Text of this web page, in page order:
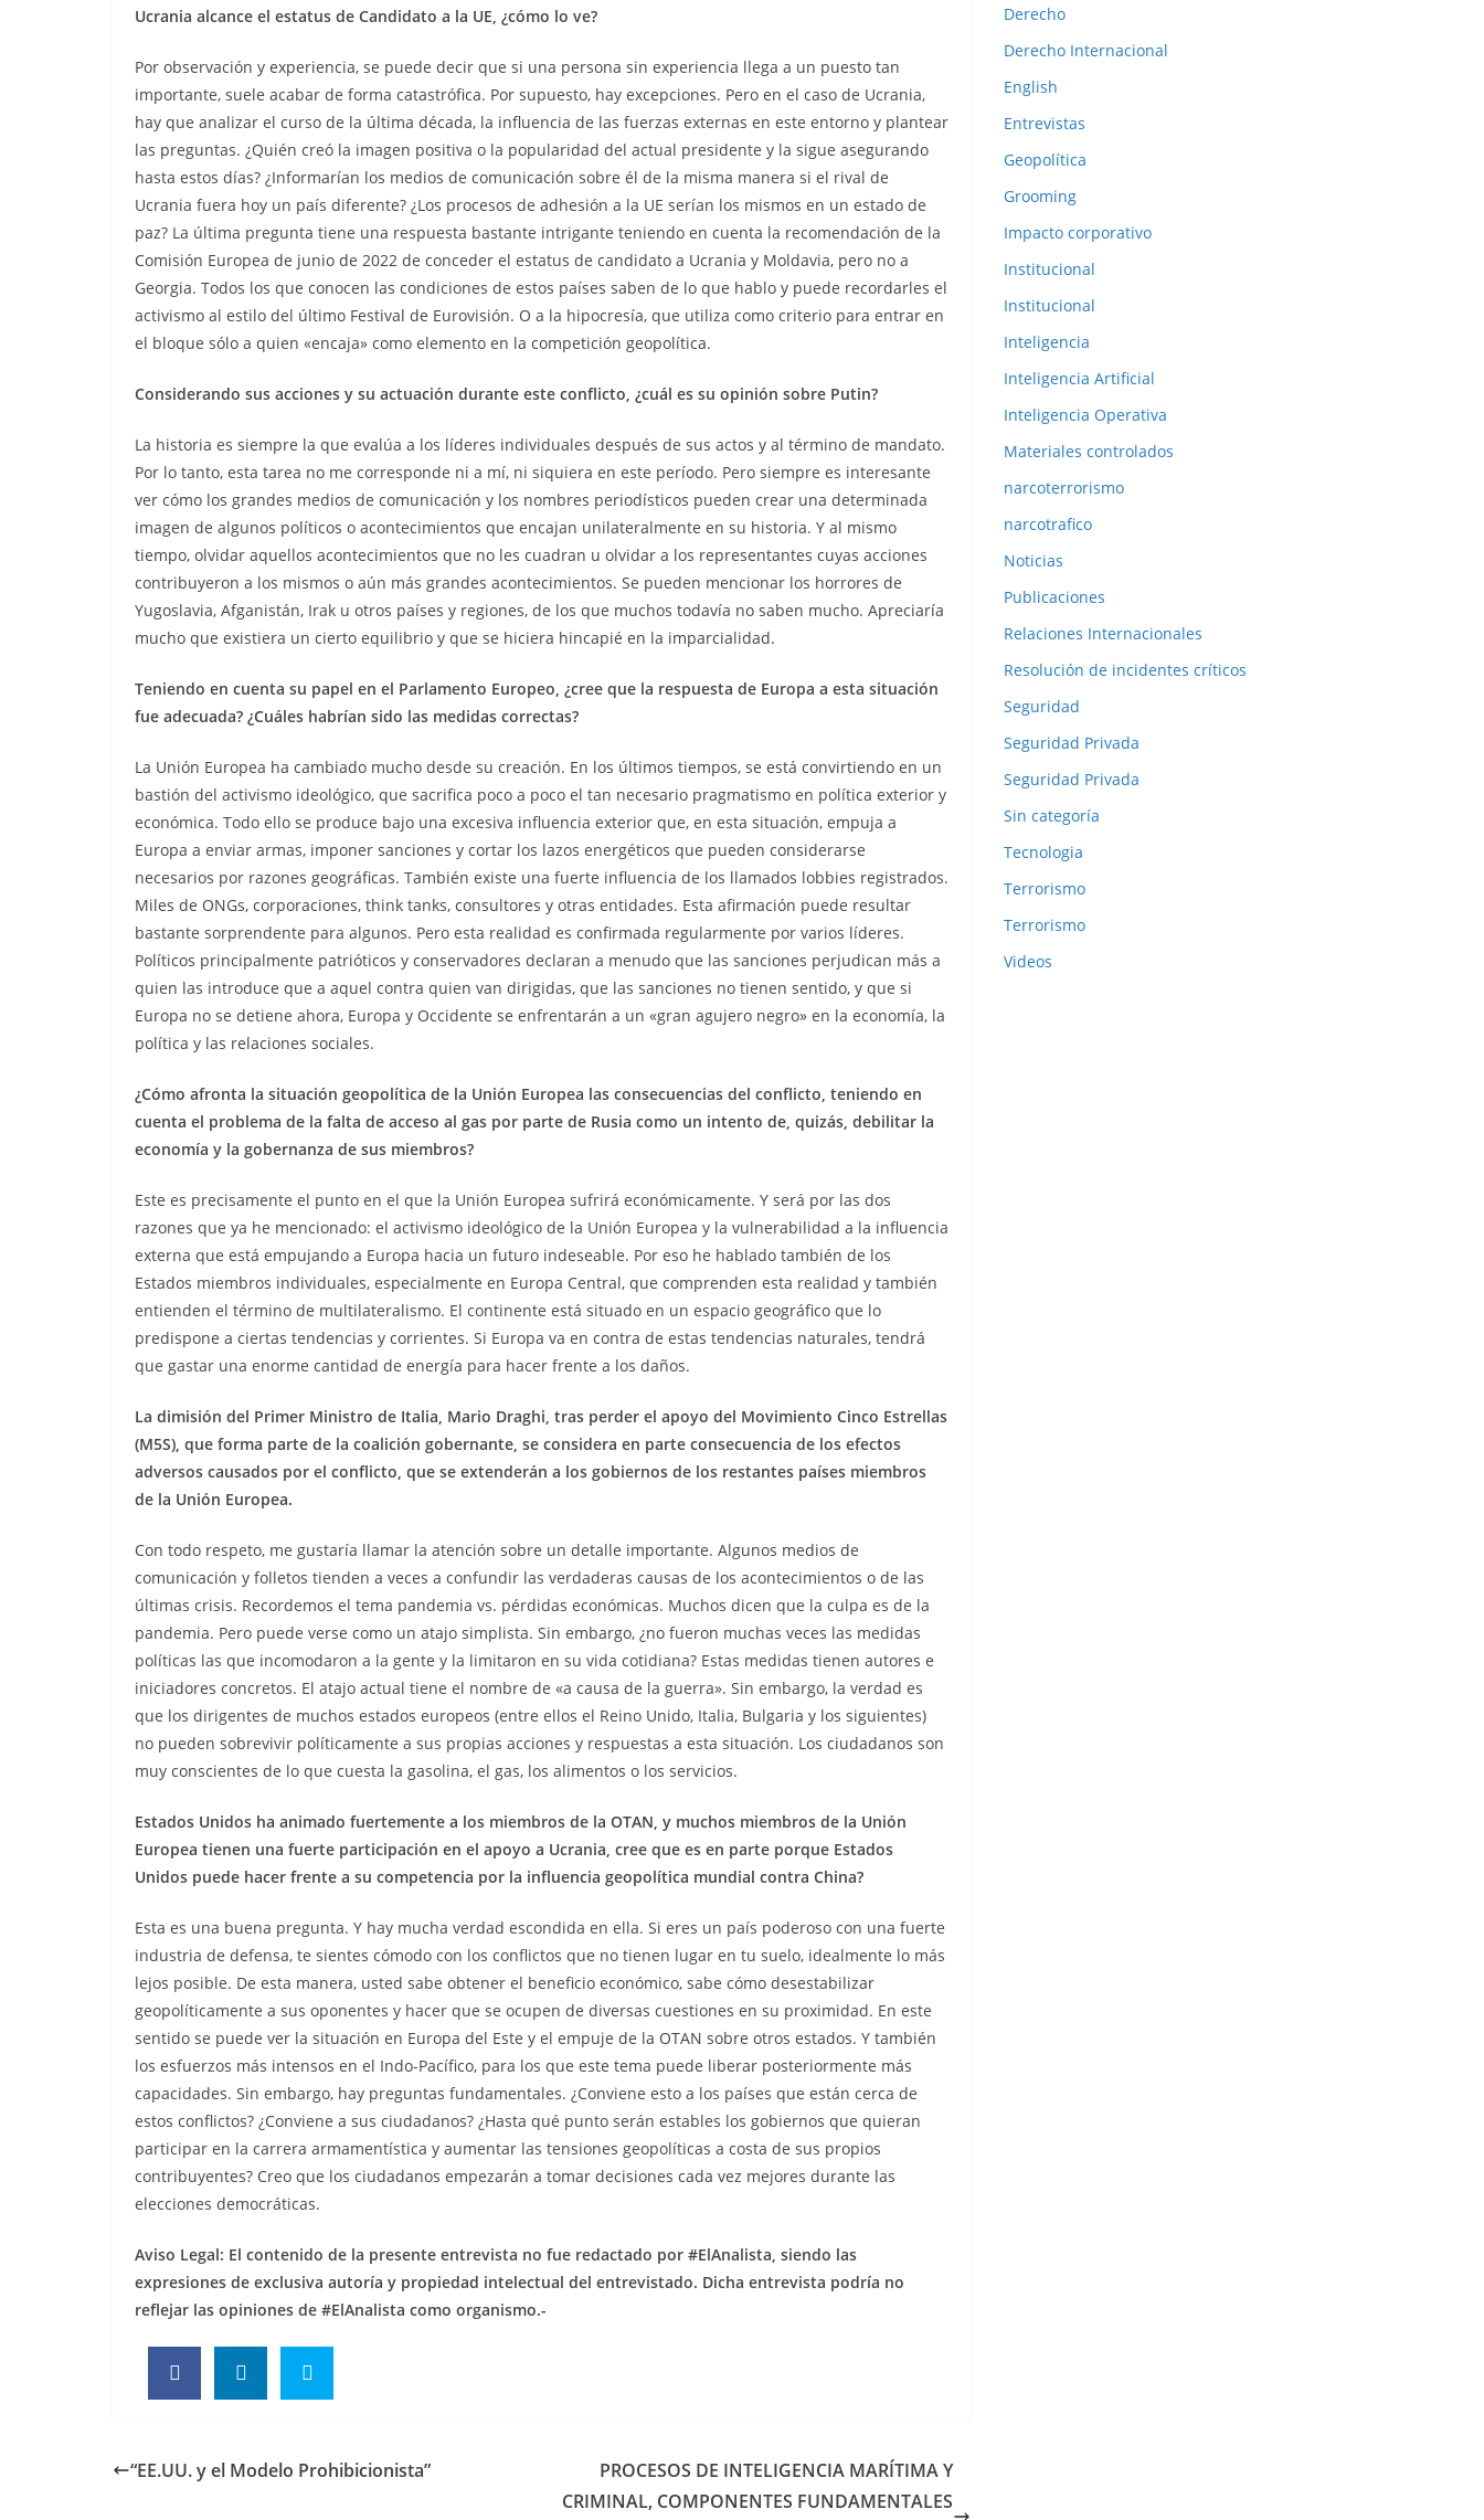
Ucrania alcance el estatus de Candidato a la UE, ¿cómo lo ve?
Por observación y experiencia, se puede decir que si una persona sin experiencia llega a un puesto tan
importante, suele acabar de forma catastrófica. Por supuesto, hay excepciones. Pero en el caso de Ucrania,
hay que analizar el curso de la última década, la influencia de las fuerzas externas en este entorno y plantear
las preguntas. ¿Quién creó la imagen positiva o la popularidad del actual presidente y la sigue asegurando
hasta estos días? ¿Informarían los medios de comunicación sobre él de la misma manera si el rival de
Ucrania fuera hoy un país diferente? ¿Los procesos de adhesión a la UE serían los mismos en un estado de
paz? La última pregunta tiene una respuesta bastante intrigante teniendo en cuenta la recomendación de la
Comisión Europea de junio de 2022 de conceder el estatus de candidato a Ucrania y Moldavia, pero no a
Georgia. Todos los que conocen las condiciones de estos países saben de lo que hablo y puede recordarles el
activismo al estilo del último Festival de Eurovisión. O a la hipocresía, que utiliza como criterio para entrar en
el bloque sólo a quien «encaja» como elemento en la competición geopolítica.
Considerando sus acciones y su actuación durante este conflicto, ¿cuál es su opinión sobre Putin?
La historia es siempre la que evalúa a los líderes individuales después de sus actos y al término de mandato.
Por lo tanto, esta tarea no me corresponde ni a mí, ni siquiera en este período. Pero siempre es interesante
ver cómo los grandes medios de comunicación y los nombres periodísticos pueden crear una determinada
imagen de algunos políticos o acontecimientos que encajan unilateralmente en su historia. Y al mismo
tiempo, olvidar aquellos acontecimientos que no les cuadran u olvidar a los representantes cuyas acciones
contribuyeron a los mismos o aún más grandes acontecimientos. Se pueden mencionar los horrores de
Yugoslavia, Afganistán, Irak u otros países y regiones, de los que muchos todavía no saben mucho. Apreciaría
mucho que existiera un cierto equilibrio y que se hiciera hincapié en la imparcialidad.
Teniendo en cuenta su papel en el Parlamento Europeo, ¿cree que la respuesta de Europa a esta situación
fue adecuada? ¿Cuáles habrían sido las medidas correctas?
La Unión Europea ha cambiado mucho desde su creación. En los últimos tiempos, se está convirtiendo en un
bastión del activismo ideológico, que sacrifica poco a poco el tan necesario pragmatismo en política exterior y
económica. Todo ello se produce bajo una excesiva influencia exterior que, en esta situación, empuja a
Europa a enviar armas, imponer sanciones y cortar los lazos energéticos que pueden considerarse
necesarios por razones geográficas. También existe una fuerte influencia de los llamados lobbies registrados.
Miles de ONGs, corporaciones, think tanks, consultores y otras entidades. Esta afirmación puede resultar
bastante sorprendente para algunos. Pero esta realidad es confirmada regularmente por varios líderes.
Políticos principalmente patrióticos y conservadores declaran a menudo que las sanciones perjudican más a
quien las introduce que a aquel contra quien van dirigidas, que las sanciones no tienen sentido, y que si
Europa no se detiene ahora, Europa y Occidente se enfrentarán a un «gran agujero negro» en la economía, la
política y las relaciones sociales.
¿Cómo afronta la situación geopolítica de la Unión Europea las consecuencias del conflicto, teniendo en
cuenta el problema de la falta de acceso al gas por parte de Rusia como un intento de, quizás, debilitar la
economía y la gobernanza de sus miembros?
Este es precisamente el punto en el que la Unión Europea sufrirá económicamente. Y será por las dos
razones que ya he mencionado: el activismo ideológico de la Unión Europea y la vulnerabilidad a la influencia
externa que está empujando a Europa hacia un futuro indeseable. Por eso he hablado también de los
Estados miembros individuales, especialmente en Europa Central, que comprenden esta realidad y también
entienden el término de multilateralismo. El continente está situado en un espacio geográfico que lo
predispone a ciertas tendencias y corrientes. Si Europa va en contra de estas tendencias naturales, tendrá
que gastar una enorme cantidad de energía para hacer frente a los daños.
La dimisión del Primer Ministro de Italia, Mario Draghi, tras perder el apoyo del Movimiento Cinco Estrellas
(M5S), que forma parte de la coalición gobernante, se considera en parte consecuencia de los efectos
adversos causados por el conflicto, que se extenderán a los gobiernos de los restantes países miembros
de la Unión Europea.
Con todo respeto, me gustaría llamar la atención sobre un detalle importante. Algunos medios de
comunicación y folletos tienden a veces a confundir las verdaderas causas de los acontecimientos o de las
últimas crisis. Recordemos el tema pandemia vs. pérdidas económicas. Muchos dicen que la culpa es de la
pandemia. Pero puede verse como un atajo simplista. Sin embargo, ¿no fueron muchas veces las medidas
políticas las que incomodaron a la gente y la limitaron en su vida cotidiana? Estas medidas tienen autores e
iniciadores concretos. El atajo actual tiene el nombre de «a causa de la guerra». Sin embargo, la verdad es
que los dirigentes de muchos estados europeos (entre ellos el Reino Unido, Italia, Bulgaria y los siguientes)
no pueden sobrevivir políticamente a sus propias acciones y respuestas a esta situación. Los ciudadanos son
muy conscientes de lo que cuesta la gasolina, el gas, los alimentos o los servicios.
Estados Unidos ha animado fuertemente a los miembros de la OTAN, y muchos miembros de la Unión
Europea tienen una fuerte participación en el apoyo a Ucrania, cree que es en parte porque Estados
Unidos puede hacer frente a su competencia por la influencia geopolítica mundial contra China?
Esta es una buena pregunta. Y hay mucha verdad escondida en ella. Si eres un país poderoso con una fuerte
industria de defensa, te sientes cómodo con los conflictos que no tienen lugar en tu suelo, idealmente lo más
lejos posible. De esta manera, usted sabe obtener el beneficio económico, sabe cómo desestabilizar
geopolíticamente a sus oponentes y hacer que se ocupen de diversas cuestiones en su proximidad. En este
sentido se puede ver la situación en Europa del Este y el empuje de la OTAN sobre otros estados. Y también
los esfuerzos más intensos en el Indo-Pacífico, para los que este tema puede liberar posteriormente más
capacidades. Sin embargo, hay preguntas fundamentales. ¿Conviene esto a los países que están cerca de
estos conflictos? ¿Conviene a sus ciudadanos? ¿Hasta qué punto serán estables los gobiernos que quieran
participar en la carrera armamentística y aumentar las tensiones geopolíticas a costa de sus propios
contribuyentes? Creo que los ciudadanos empezarán a tomar decisiones cada vez mejores durante las
elecciones democráticas.
Aviso Legal: El contenido de la presente entrevista no fue redactado por #ElAnalista, siendo las
expresiones de exclusiva autoría y propiedad intelectual del entrevistado. Dicha entrevista podría no
reflejar las opiniones de #ElAnalista como organismo.-
“EE.UU. y el Modelo Prohibicionista”
PROCESOS DE INTELIGENCIA MARÍTIMA Y
CRIMINAL, COMPONENTES FUNDAMENTALES
r
i
o
e
s
Derecho
Derecho Internacional
English
Entrevistas
Geopolítica
Grooming
Impacto corporativo
Institucional
Institucional
Inteligencia
Inteligencia Artificial
Inteligencia Operativa
Materiales controlados
narcoterrorismo
narcotrafico
Noticias
Publicaciones
Relaciones Internacionales
Resolución de incidentes críticos
Seguridad
Seguridad Privada
Seguridad Privada
Sin categoría
Tecnologia
Terrorismo
Terrorismo
Videos